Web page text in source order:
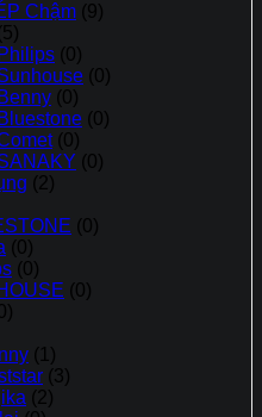
Chậm (9)
(0)
(0)
(0)
(0)
(0)
(0)
(2)
(0)
(0)
(0)
(0)
(1)
(3)
(2)